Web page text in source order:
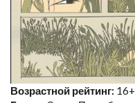
Возрастной рейтинг: 16+